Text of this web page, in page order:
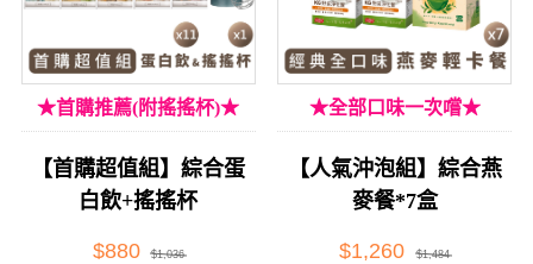
★首購推薦(附搖搖杯)★
【首購超值組】綜合蛋
白飲+搖搖杯
$880 $1,036
★全部口味一次嚐★
【人氣沖泡組】綜合燕
麥餐*7盒
$1,260 $1,484